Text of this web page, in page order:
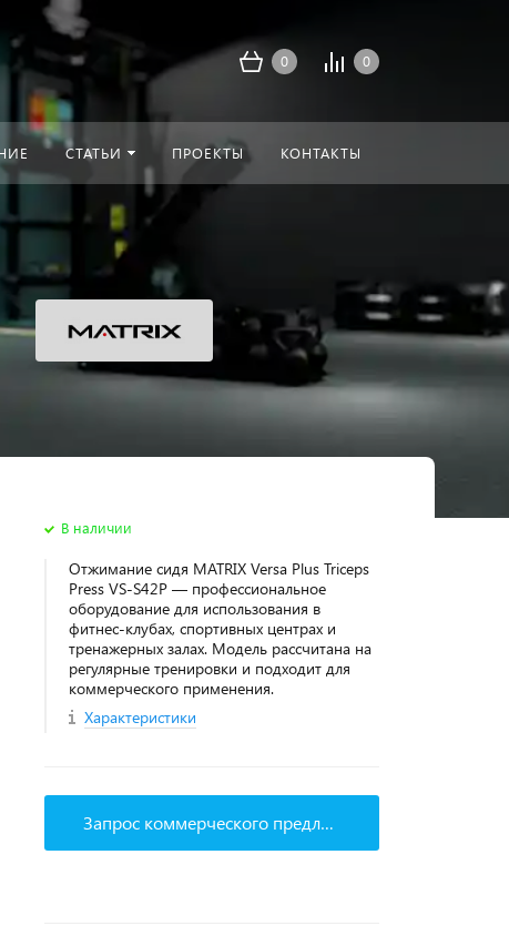
0 0
СТАТЬИ ПРОЕКТЫ КОНТАКТЫ
В наличии
Отжимание сидя MATRIX Versa Plus Triceps
Press VS-S42P — профессиональное
оборудование для использования в
фитнес‑клубах, спортивных центрах и
тренажерных залах. Модель рассчитана на
регулярные тренировки и подходит для
коммерческого применения.
Характеристики
Запрос коммерческого предложения